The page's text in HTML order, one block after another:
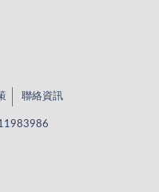
聯絡資訊